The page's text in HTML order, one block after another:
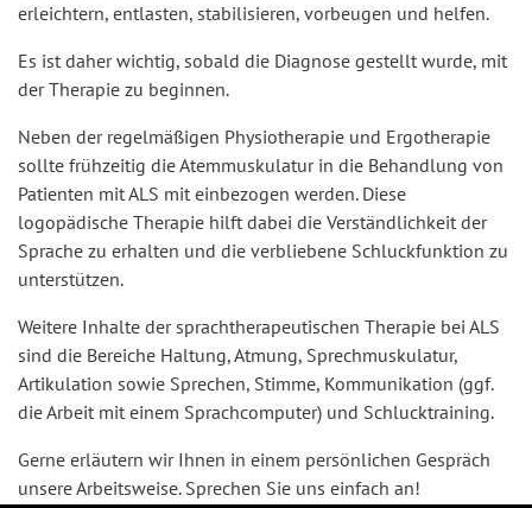
erleichtern, entlasten, stabilisieren, vorbeugen und helfen.
Es ist daher wichtig, sobald die Diagnose gestellt wurde, mit
der Therapie zu beginnen.
Neben der regelmäßigen Physiotherapie und Ergotherapie
sollte frühzeitig die Atemmuskulatur in die Behandlung von
Patienten mit ALS mit einbezogen werden. Diese
logopädische Therapie hilft dabei die Verständlichkeit der
Sprache zu erhalten und die verbliebene Schluckfunktion zu
unterstützen.
Weitere Inhalte der sprachtherapeutischen Therapie bei ALS
sind die Bereiche Haltung, Atmung, Sprechmuskulatur,
Artikulation sowie Sprechen, Stimme, Kommunikation (ggf.
die Arbeit mit einem Sprachcomputer) und Schlucktraining.
Gerne erläutern wir Ihnen in einem persönlichen Gespräch
unsere Arbeitsweise. Sprechen Sie uns einfach an!